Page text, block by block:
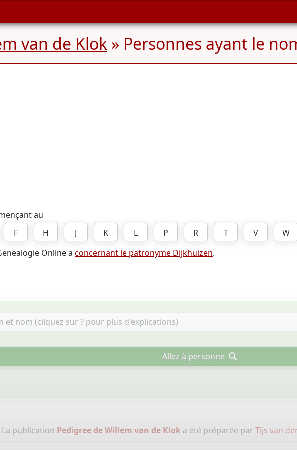
van de Klok » Personnes ayant le
au
F H J K L P R T V
W
Online a concernant le patronyme Dijkhuizen.
Allez à personne
La publication Pedigree de Willem van de Klok a été préparée parTijs van